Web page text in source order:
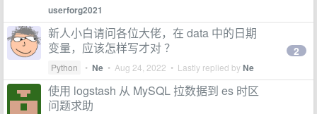
userforg2021
新人小白请问各位大佬，在 data 中的日期
变量，应该怎样写才对 ？
Python • Ne • Aug 24, 2022 • Lastly replied byNe
2
使用 logstash 从 MySQL 拉数据到 es 时区
问题求助